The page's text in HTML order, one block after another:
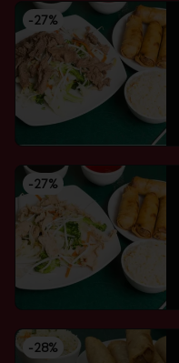
-27%
-27%
-28%